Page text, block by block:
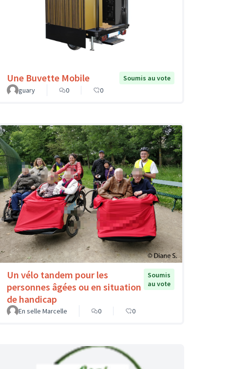
Une Buvette Mobile
Soumis au vote
guary
0 0
Un vélo tandem pour les
personnes âgées ou en situation
de handicap
Soumis
au vote
En selle Marcelle 0 0